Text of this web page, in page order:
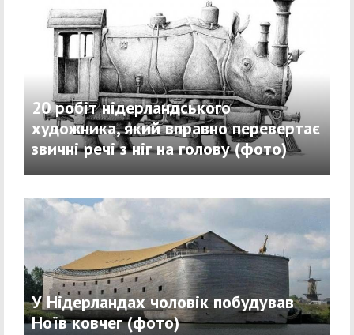
20 робіт нідерландського
художника, який вправно перевертає
звичні речі з ніг на голову (фото)
У Нідерландах чоловік побудував
Ноїв ковчег (фото)